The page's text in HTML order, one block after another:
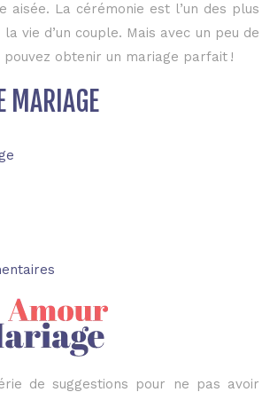
aisée. La cérémonie est l’un des plus
vie d’un couple. Mais avec un peu de
pouvez obtenir un mariage parfait !
MARIAGE
de suggestions pour ne pas avoir